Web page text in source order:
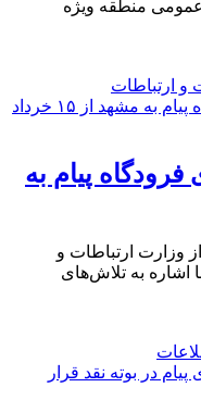
منطقه ویژه
و ارتباطات
پیام به
وزارت ارتباطات و
اشاره به تلاش‌های